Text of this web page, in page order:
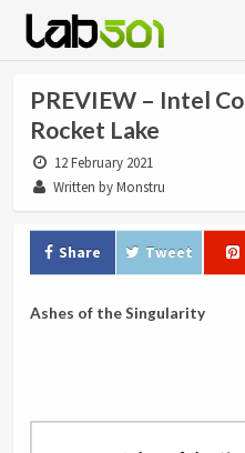
PREVIEW – Intel
Rocket Lake
12 February 2021
Written by Monstru
Share Tweet
Ashes of the Singularity